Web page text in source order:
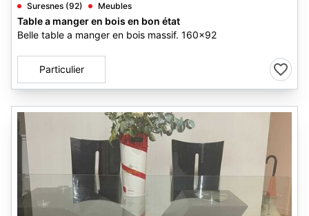
Suresnes (92) Meubles
Table a manger en bois en bon état
Belle table a manger en bois massif. 160x92
Particulier